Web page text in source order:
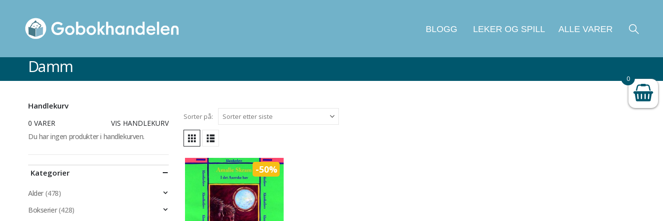
BLOGG LEKER OG SPILL ALLE VARER
Damm
Sorter på:
-50%
Handlekurv
0 VARER
VIS HANDLEKURV
Du har ingen produkter i handlekurven.
Kategorier
Alder (478)
Bokserier(428)
0